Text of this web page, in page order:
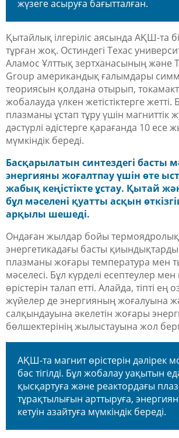
жүзеге асыруға бағытталған.
Қытайлық ілгеріліс аясында АҚШ-та
тұрған жоқ. Остиндегі Техас
Аламос Ұлттық зертханасының және
Group американдық ғалымдары
теориясын қолдана отырып,
жобалауда үлкен жетістіктерге жетті.
плазманы ұстап тұру үшін магниттік
дәстүрлі әдістерге қарағанда 10 есе
мүмкіндік береді.
Басқарылатын синтездегі басты
энергияны жоғалтпау үшін өте
жабық кеңістікте ұстау. Қытай
бұл мәселені қуатты асқын
арқылы шешеді.
Ондаған жылдар бойы термоядролық
энергетикадағы басты
плазманы жоғары температура мен
мәселесі. Бұл күрделі есептеулер мен
өрістерін талап етті. Алайда, тіпті ең
жүйелер де энергияның жоғалуына
салқындауына әкелетін жоғары
бөлшектерініңжылыстауына жол
АҚШ-та магнит өрістерін дәлірек
бәс тігілді. Бұл жобалау уақытын
қысқартуға және реактордағы
тұрақтылығын арттыруға,
кетуін азайтуға мүмкіндік береді.